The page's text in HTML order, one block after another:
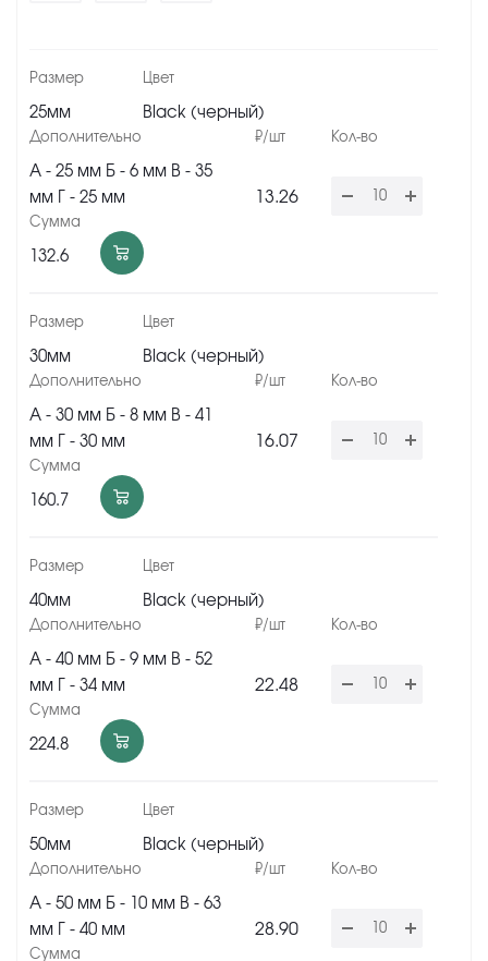
25мм Black (черный)
А - 25 мм Б - 6 мм В - 35
мм Г - 25 мм
13.26
132.6
30мм Black (черный)
А - 30 мм Б - 8 мм В - 41
мм Г - 30 мм
16.07
160.7
40мм Black (черный)
А - 40 мм Б - 9 мм В - 52
мм Г - 34 мм
22.48
224.8
50мм Black (черный)
А - 50 мм Б - 10 мм В - 63
мм Г - 40 мм
28.90